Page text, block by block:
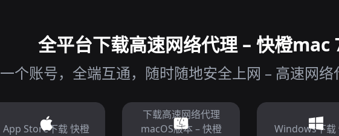
全平台下载高速网络代理 – 快橙mac
一个账号，全端互通，随时随地安全上网 – 高速网
App Store下载 快橙
下载高速网络代理
macOS版本 – 快橙
Windows下载